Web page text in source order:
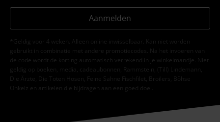
Aanmelden
*Geldig voor 4 weken. Alleen online inwisselbaar. Kan niet worden
gebruikt in combinatie met andere promotiecodes. Na het invoeren van
de code wordt de korting automatisch verrekend in je winkelmandje. Niet
geldig op boeken, media, cadeaubonnen, Rammstein, (Till) Lindemann,
Die Ärzte, Die Toten Hosen, Feine Sahne Fischfilet, Broilers, Böhse
Onkelz en artikelen die bijdragen aan een goed doel.